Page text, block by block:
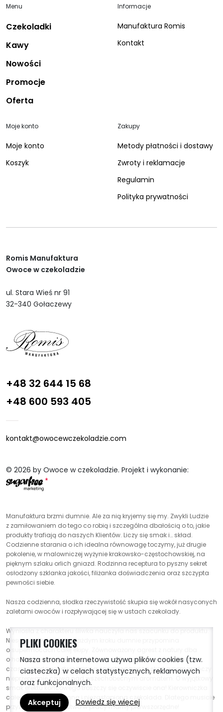
Menu
Czekoladki
Kawy
Nowości
Promocje
Oferta
Informacje
Manufaktura Romis
Kontakt
Moje konto
Moje konto
Koszyk
Zakupy
Metody płatności i dostawy
Zwroty i reklamacje
Regulamin
Polityka prywatności
Romis Manufaktura
Owoce w czekoladzie
ul. Stara Wieś nr 91
32-340 Gołaczewy
+48 32 644 15 68
+48 600 593 405
kontakt@owocewczekoladzie.com
© 2026 by Owoce w czekoladzie. Projekt i wykonanie:
Manufaktura brzmi dumnie. Ale za nią kryjemy się my. Zwykli Ludzie
z zamiłowaniem do tego co robią i szczególna dbałością o to, jakie
produkty trafiają do naszych Klientów. Liczy się smak i… skład.
Codzienne starania o ich idealna równowagę toczymy, już drugie
pokolenie, w malowniczej wyżynie krakowsko-częstochowskiej, na
pięknym szlaku orlich gniazd. Rodzinna receptura to pyszny sekret
osłodzony szklanka jakości, filiżanka doświadczenia oraz szczypta
pewności siebie.
Nasza codzienna, słodka rzeczywistość skupia się wokół nasyconych
zaletami owoców i rozpływającej się w ustach czekolady.
Wyniosła z charakteru śliwka nauczyła nas szacunku do produktu.
Niesamowity imbir na każdym kroku dumnie przypomina
o supermocach całej ekipy. Zównoważony agrest z natury dba
o harmonię całego zespolu. Gruboskórny ananas od czasu do
czasu wpada w odwiedziny a zapobiegawcza skorka pomarańczy
nieprzerwanie czuwa nad wszechobecnym aromatem. O wyjątkowy
smak efektu końcowego troszczy się oczywiscie ona! Kierowniczka
całego projektu: dumna i niezastąpiona czekolada. Dlatego musicie
przyznać ze towarzystwo w pracy mamy pierwszorzędne!
PLIKI COOKIES
Nasza strona internetowa używa plików cookies (tzw.
ciasteczka) w celach statystycznych, reklamowych
oraz funkcjonalnych.
Akceptuj
Dowiedz się więcej